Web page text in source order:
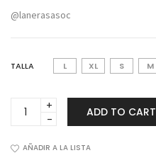
@lanerasasoc
TALLA L XL S M
Camiseta
Solidaria
de
ADD TO CART
AÑADIR A LA LISTA